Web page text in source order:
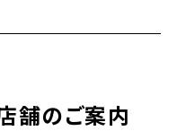
舗のご案内